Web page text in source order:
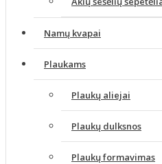
Namų kvapai
Plaukams
Plaukų aliejai
Plaukų dulksnos
Plaukų formavimas